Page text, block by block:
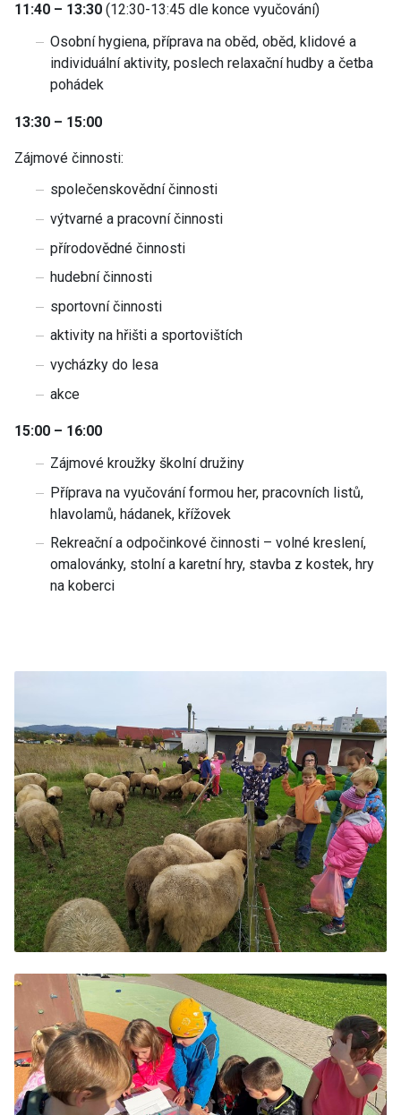
11:40 – 13:30 (12:30-13:45 dle konce vyučování)
Osobní hygiena, příprava na oběd, oběd, klidové a
individuální aktivity, poslech relaxační hudby a četba
pohádek
13:30 – 15:00
Zájmové činnosti:
společenskovědní činnosti
výtvarné a pracovní činnosti
přírodovědné činnosti
hudební činnosti
sportovní činnosti
aktivity na hřišti a sportovištích
vycházky do lesa
akce
15:00 – 16:00
Zájmové kroužky školní družiny
Příprava na vyučování formou her, pracovních listů,
hlavolamů, hádanek, křížovek
Rekreační a odpočinkové činnosti – volné kreslení,
omalovánky, stolní a karetní hry, stavba z kostek, hry
na koberci